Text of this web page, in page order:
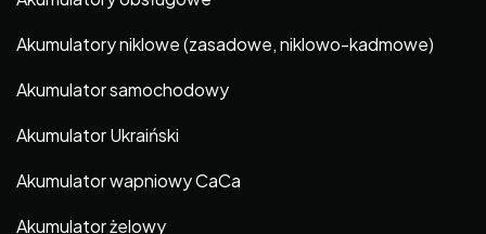
Akumulatory niklowe (zasadowe, niklowo-kadmowe)
Akumulator samochodowy
Akumulator Ukraiński
Akumulator wapniowy CaCa
Akumulator żelowy